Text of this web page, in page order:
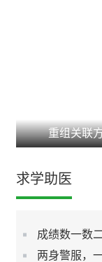
重组关联
求学助医
成绩数一数
两身警服，